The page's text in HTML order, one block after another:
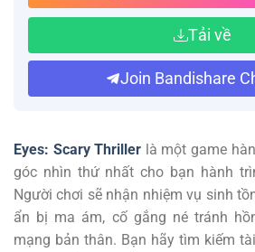
Tải về
Join Bandishare
Eyes: Scary Thriller là một game
góc nhìn thứ nhất cho bạn hành
Người chơi sẽ nhận nhiệm vụ sinh
ẩn bị ma ám, cố gắng né tránh
mạng bản thân. Bạn hãy tìm kiếm